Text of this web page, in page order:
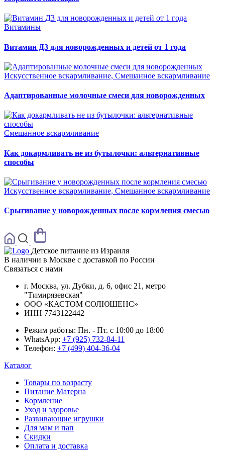
Витамины
Витамин Д3 для новорожденных и детей от 1 года
Искусственное вскармливание, Смешанное вскармливание
Адаптированные молочные смеси для новорожденных
Смешанное вскармливание
Как докармливать не из бутылочки: альтернативные
способы
Искусственное вскармливание, Смешанное вскармливание
Срыгивание у новорожденных после кормления смесью
Детское питание из Израиля
В наличии в Москве с доставкой по России
Связаться с нами
г. Москва, ул. Дубки, д. 6, офис 21, метро
"Тимирязевская"
ООО «КАСТОМ СОЛЮШЕНС»
ИНН 7743122442
Режим работы: Пн. - Пт. с 10:00 до 18:00
WhatsApp: +7 (925) 732-84-11
Телефон: +7 (499) 404-36-04
Каталог
Товары по возрасту
Питание Матерна
Кормление
Уход и здоровье
Развивающие игрушки
Для мам и пап
Скидки
Оплата и доставка